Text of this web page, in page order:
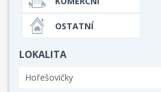
OSTATNÍ
LOKALITA